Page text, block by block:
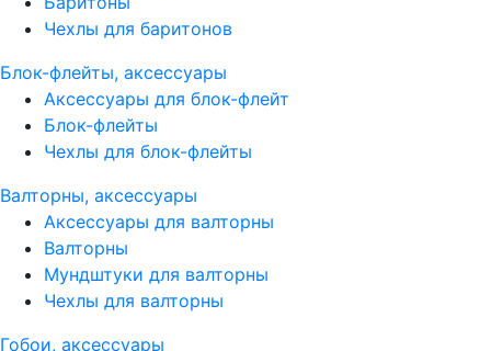
Чехлы для баритонов
Блок-флейты, аксессуары
Аксессуары для блок-флейт
Блок-флейты
Чехлы для блок-флейты
Валторны, аксессуары
Аксессуары для валторны
Валторны
Мундштуки для валторны
Чехлы для валторны
Гобои, аксессуары